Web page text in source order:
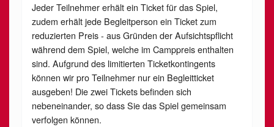
Jeder Teilnehmer erhält ein Ticket für das Spiel,
zudem erhält jede Begleitperson ein Ticket zum
reduzierten Preis - aus Gründen der Aufsichtspflicht
während dem Spiel, welche im Camppreis enthalten
sind. Aufgrund des limitierten Ticketkontingents
können wir pro Teilnehmer nur ein Begleitticket
ausgeben! Die zwei Tickets befinden sich
nebeneinander, so dass Sie das Spiel gemeinsam
verfolgen können.